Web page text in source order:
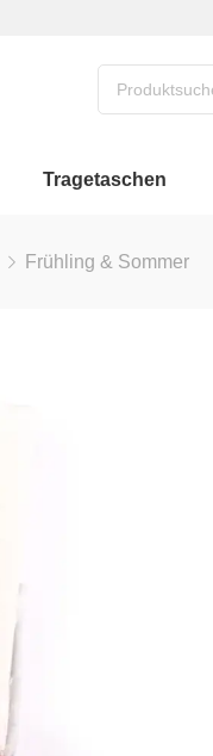
Tragetaschen
Frühling & Sommer